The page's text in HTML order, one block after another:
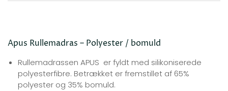
Apus Rullemadras – Polyester / bomuld
Rullemadrassen APUS er fyldt med silikoniserede
polyesterfibre. Betrækket er fremstillet af 65%
polyester og 35% bomuld.